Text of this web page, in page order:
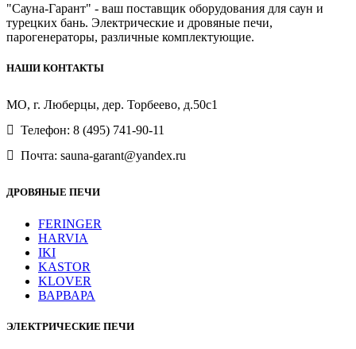
"Сауна-Гарант" - ваш поставщик оборудования для саун и
турецких бань. Электрические и дровяные печи,
парогенераторы, различные комплектующие.
НАШИ КОНТАКТЫ
МО, г. Люберцы, дер. Торбеево, д.50с1
Телефон: 8 (495) 741-90-11
Почта: sauna-garant@yandex.ru
ДРОВЯНЫЕ ПЕЧИ
FERINGER
HARVIA
IKI
KASTOR
KLOVER
ВАРВАРА
ЭЛЕКТРИЧЕСКИЕ ПЕЧИ